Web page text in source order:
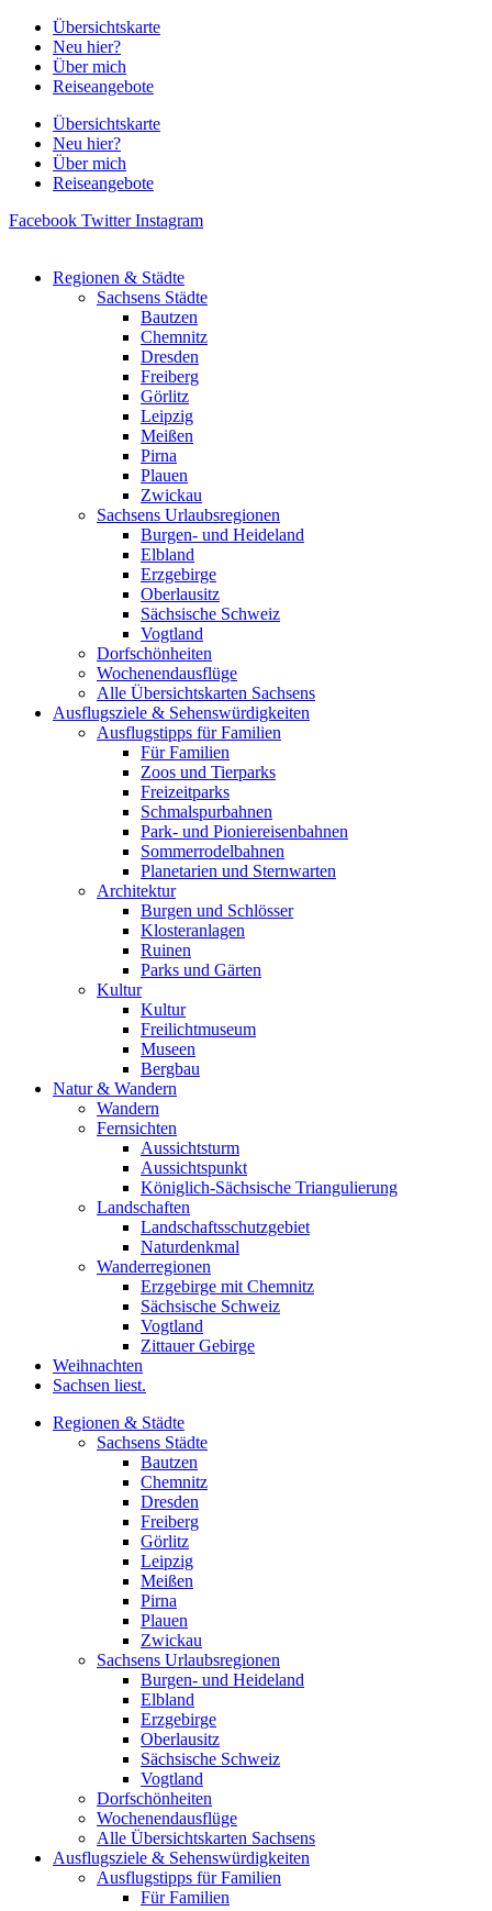
Zum
Inhalt
springen
Übersichtskarte
Neu hier?
Über mich
Reiseangebote
Übersichtskarte
Neu hier?
Über mich
Reiseangebote
Facebook Twitter Instagram
Regionen & Städte
Sachsens Städte
Bautzen
Chemnitz
Dresden
Freiberg
Görlitz
Leipzig
Meißen
Pirna
Plauen
Zwickau
Sachsens Urlaubsregionen
Burgen- und Heideland
Elbland
Erzgebirge
Oberlausitz
Sächsische Schweiz
Vogtland
Dorfschönheiten
Wochenendausflüge
Alle Übersichtskarten Sachsens
Ausflugsziele & Sehenswürdigkeiten
Ausflugstipps für Familien
Für Familien
Zoos und Tierparks
Freizeitparks
Schmalspurbahnen
Park- und Pioniereisenbahnen
Sommerrodelbahnen
Planetarien und Sternwarten
Architektur
Burgen und Schlösser
Klosteranlagen
Ruinen
Parks und Gärten
Kultur
Kultur
Freilichtmuseum
Museen
Bergbau
Natur & Wandern
Wandern
Fernsichten
Aussichtsturm
Aussichtspunkt
Königlich-Sächsische Triangulierung
Landschaften
Landschaftsschutzgebiet
Naturdenkmal
Wanderregionen
Erzgebirge mit Chemnitz
Sächsische Schweiz
Vogtland
Zittauer Gebirge
Weihnachten
Sachsen liest.
Regionen & Städte
Sachsens Städte
Bautzen
Chemnitz
Dresden
Freiberg
Görlitz
Leipzig
Meißen
Pirna
Plauen
Zwickau
Sachsens Urlaubsregionen
Burgen- und Heideland
Elbland
Erzgebirge
Oberlausitz
Sächsische Schweiz
Vogtland
Dorfschönheiten
Wochenendausflüge
Alle Übersichtskarten Sachsens
Ausflugsziele & Sehenswürdigkeiten
Ausflugstipps für Familien
Für Familien